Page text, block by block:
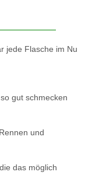
jede Flasche im Nu
gut schmecken
und
das möglich